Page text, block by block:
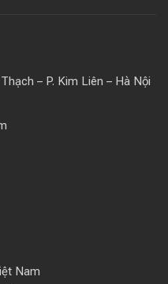
– P. Kim Liên – Hà Nội
Nam